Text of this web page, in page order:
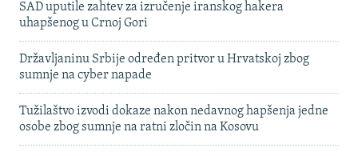
SAD uputile zahtev za izručenje iranskog hakera
uhapšenog u Crnoj Gori
Državljaninu Srbije određen pritvor u Hrvatskoj zbog
sumnje na cyber napade
Tužilaštvo izvodi dokaze nakon nedavnog hapšenja jedne
osobe zbog sumnje na ratni zločin na Kosovu